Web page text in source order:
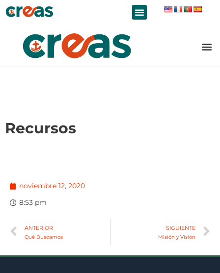
Recursos
noviembre 12, 2020
8:53 pm
ANTERIOR
Qué Buscamos
SIGUIENTE
Misión y Visión